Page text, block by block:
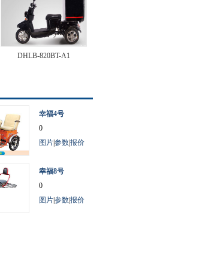
DHLB-820BT-A1
幸福4号
0
图片参数报价
幸福8号
0
图片参数报价